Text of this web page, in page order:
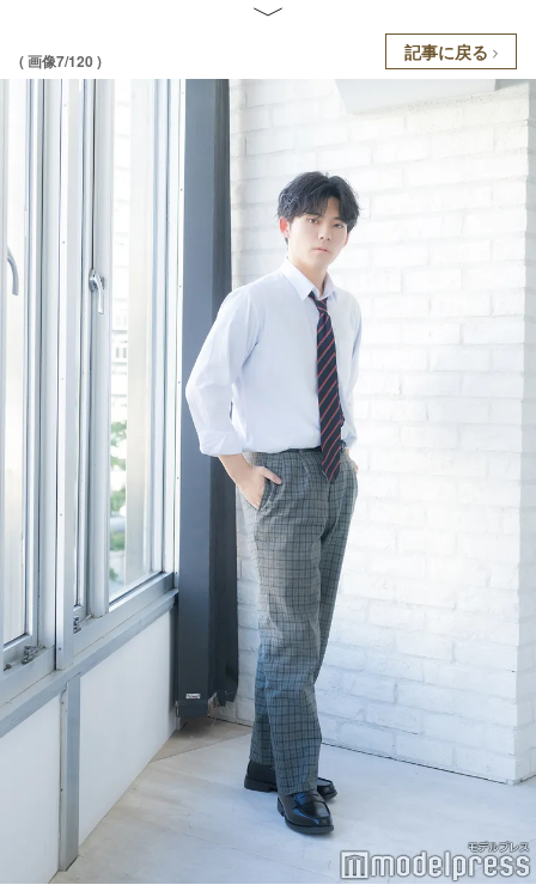
( 画像7/120 ) 記事に戻る